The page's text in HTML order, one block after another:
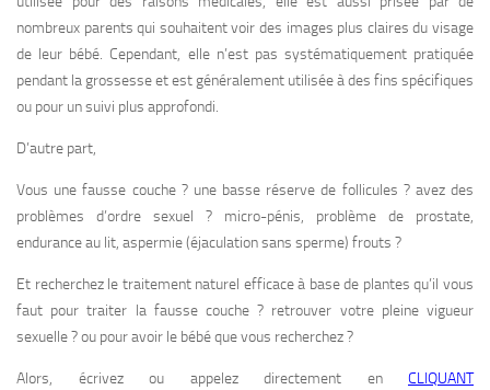
nombreux parents qui souhaitent voir des images plus claires du visage
de leur bébé. Cependant, elle n’est pas systématiquement pratiquée
pendant la grossesse et est généralement utilisée à des fins spécifiques
ou pour un suivi plus approfondi.
D’autre part,
Vous une fausse couche ? une basse réserve de follicules ? avez des
problèmes d’ordre sexuel ? micro-pénis, problème de prostate,
endurance au lit, aspermie (éjaculation sans sperme) frouts ?
Et recherchez le traitement naturel efficace à base de plantes qu’il vous
faut pour traiter la fausse couche ? retrouver votre pleine vigueur
sexuelle ? ou pour avoir le bébé que vous recherchez ?
Alors, écrivez ou appelez directement en CLIQUANT